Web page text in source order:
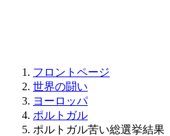
フロントページ
世界の闘い
ヨーロッパ
ポルトガル
ポルトガル苦い総選挙結果